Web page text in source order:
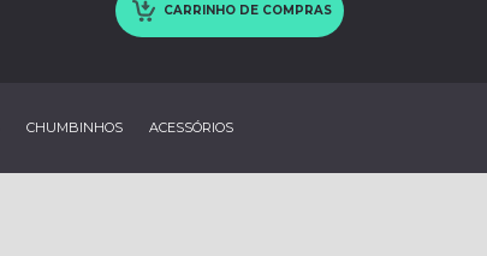
CARRINHO DE COMPRAS
CHUMBINHOS ACESSÓRIOS